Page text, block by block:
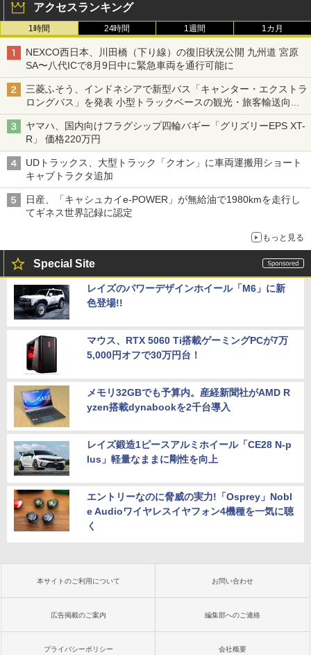
アクセスランキング
1時間 24時間 1週間 1カ月
NEXCO西日本、川田橋（下り線）の復旧状況公開 九州道 宮原
SA〜八代ICで8月9日中に緊急車両を通行可能に
三菱ふそう、インドネシアで新型バス「キャンター・エクストラ
ロングバス」を発表 小型トラックベースの観光・旅客輸送向け
バス
ヤマハ、国内向けフラグシップ四輪バギー「グリズリーEPS XT-
R」 価格220万円
UDトラックス、大型トラック「クオン」に車両運搬用ショート
キャブトラクタ追加
日産、「キャシュカイe-POWER」が無給油で1980kmを走行し
てギネス世界記録に認定
もっと見る
Special Site
レイズのパワーデザインホイール「M6」に新
色登場!!
マウス、RTX 5060 Ti搭載ゲーミングPCが7万
5,000円オフで30万円台！
メモリ32GBでも予算内。産経新聞社がAMD R
yzen搭載dynabookを2千台導入
レイズ鍛造1ピースアルミホイール「CE28 N-p
lus」軽量なままに剛性を向上
エントリーなのに脅威の実力!「Osprey」Nobl
e Audioワイヤレスイヤフォン4機種を一気に聴
く
本サイトのご利用について お問い合わせ
広告掲載のご案内 編集部へのご連絡
プライバシーポリシー 会社概要